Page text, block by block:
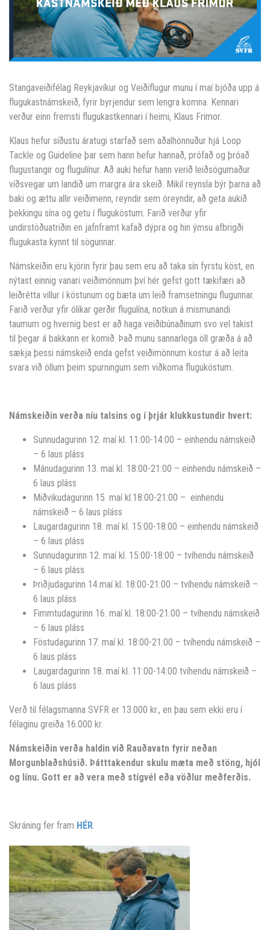
Stangaveiðifélag Reykjavíkur og Veiðiflugur munu í maí bjóða upp á
flugukastnámskeið, fyrir byrjendur sem lengra komna. Kennari
verður einn fremsti flugukastkennari í heimi, Klaus Frimor.
Klaus hefur síðustu áratugi starfað sem aðalhönnuður hjá Loop
Tackle og Guideline þar sem hann hefur hannað, prófað og þróað
flugustangir og flugulínur. Að auki hefur hann verið leiðsögumaður
víðsvegar um landið um margra ára skeið. Mikil reynsla býr þarna að
baki og ættu allir veiðimenn, reyndir sem óreyndir, að geta aukið
þekkingu sína og getu í fluguköstum. Farið verður yfir
undirstöðuatriðin en jafnframt kafað dýpra og hin ýmsu afbrigði
flugukasta kynnt til sögunnar.
Námskeiðin eru kjörin fyrir þau sem eru að taka sín fyrstu köst, en
nýtast einnig vanari veiðimönnum því hér gefst gott tækifæri að
leiðrétta villur í köstunum og bæta um leið framsetningu flugunnar.
Farið verður yfir ólíkar gerðir flugulína, notkun á mismunandi
taumum og hvernig best er að haga veiðibúnaðinum svo vel takist
til þegar á bakkann er komið. Það munu sannarlega öll græða á að
sækja þessi námskeið enda gefst veiðimönnum kostur á að leita
svara við öllum þeim spurningum sem viðkoma fluguköstum.
Námskeiðin verða níu talsins og í þrjár klukkustundir hvert:
Sunnudagurinn 12. maí kl. 11:00-14:00 – einhendu námskeið
– 6 laus pláss
Mánudagurinn 13. maí kl. 18:00-21:00 – einhendu námskeið –
6 laus pláss
Miðvikudagurinn 15. maí kl.18:00-21:00 – einhendu
námskeið – 6 laus pláss
Laugardagurinn 18. maí kl. 15:00-18:00 – einhendu námskeið
– 6 laus pláss
Sunnudagurinn 12. maí kl. 15:00-18:00 – tvíhendu námskeið
– 6 laus pláss
Þriðjudagurinn 14.maí kl. 18:00-21:00 – tvíhendu námskeið –
6 laus pláss
Fimmtudagurinn 16. maí kl. 18:00-21:00 – tvíhendu námskeið
– 6 laus pláss
Föstudagurinn 17. maí kl. 18:00-21:00 – tvíhendu námskeið –
6 laus pláss
Laugardagurinn 18. maí kl. 11:00-14:00 tvíhendu námskeið –
6 laus pláss
Verð til félagsmanna SVFR er 13.000 kr., en þau sem ekki eru í
félaginu greiða 16.000 kr.
Námskeiðin verða haldin við Rauðavatn fyrir neðan
Morgunblaðshúsið. Þátttakendur skulu mæta með stöng, hjól
og línu. Gott er að vera með stígvél eða vöðlur meðferðis.
Skráning fer fram HÉR.